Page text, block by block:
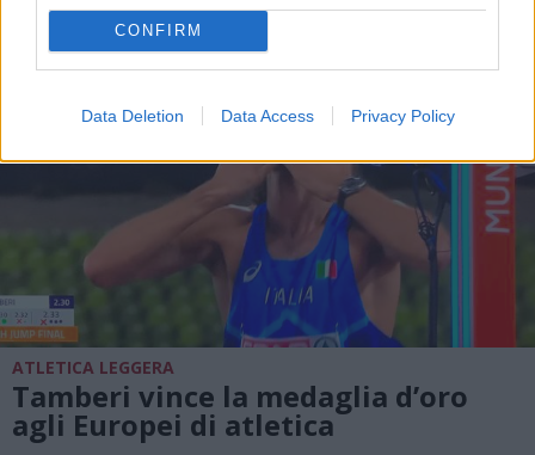
CONFIRM
Data Deletion Data Access Privacy Policy
ATLETICA LEGGERA
Tamberi vince la medaglia d’oro
agli Europei di atletica